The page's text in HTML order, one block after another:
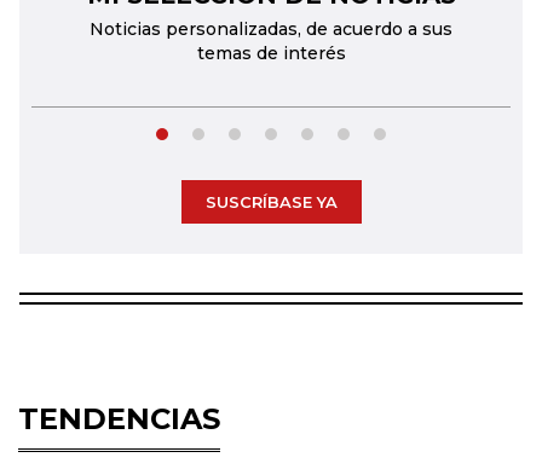
Noticias personalizadas, de acuerdo a sus
temas de interés
SUSCRÍBASE YA
TENDENCIAS